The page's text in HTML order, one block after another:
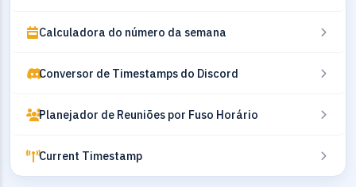
Calculadora do número da semana
Conversor de Timestamps do Discord
Planejador de Reuniões por Fuso Horário
Current Timestamp